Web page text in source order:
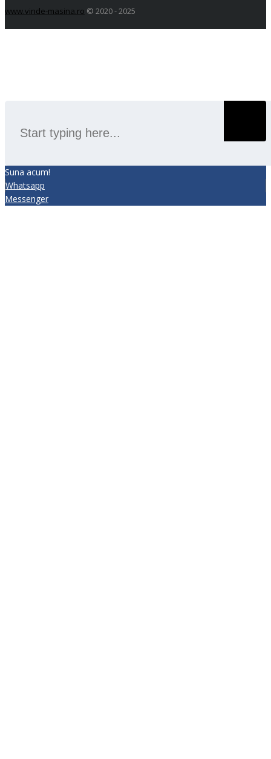
www.vinde-masina.ro © 2020 - 2025
Suna acum!
Whatsapp
Messenger